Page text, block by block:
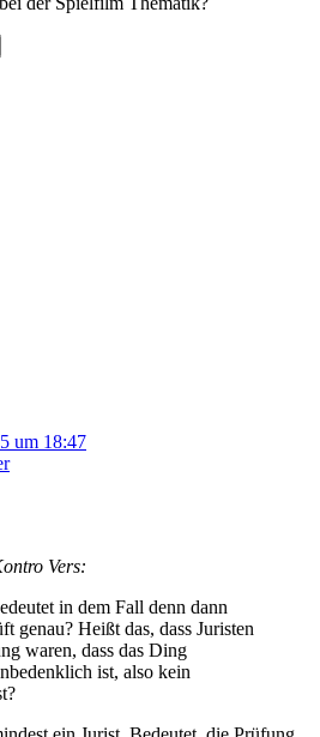
um 18:47
Vers:
in dem Fall denn dann
genau? Heißt das, dass Juristen
waren, dass das Ding
ist, also kein